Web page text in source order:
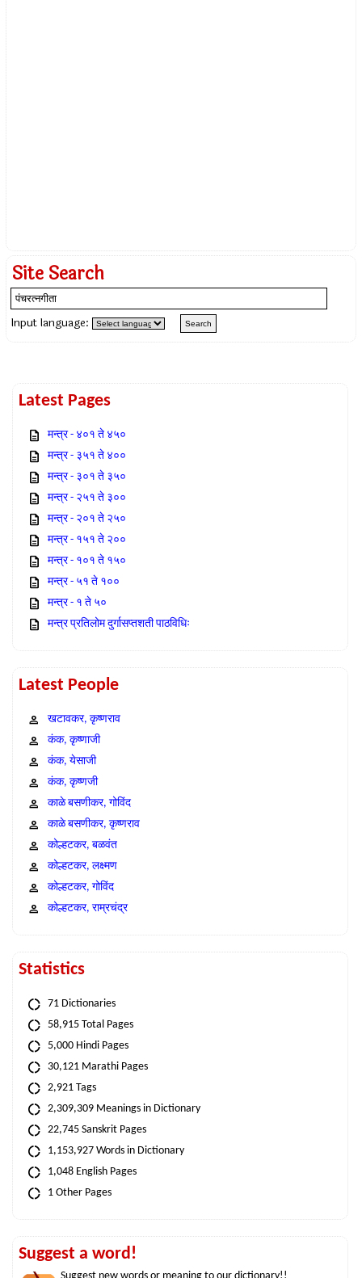
Site Search
Input language:
Latest Pages
मन्त्र - ४०१ ते ४५०
मन्त्र - ३५१ ते ४००
मन्त्र - ३०१ ते ३५०
मन्त्र - २५१ ते ३००
मन्त्र - २०१ ते २५०
मन्त्र - १५१ ते २००
मन्त्र - १०१ ते १५०
मन्त्र - ५१ ते १००
मन्त्र - १ ते ५०
मन्त्र प्रतिलोम दुर्गासप्तशती पाठविधिः
Latest People
खटावकर, कृष्णराव
कंक, कृष्णाजी
कंक, येसाजी
कंक, कृष्णजी
काळे बसणीकर, गोविंद
काळे बसणीकर, कृष्णराव
कोल्हटकर, बळवंत
कोल्हटकर, लक्ष्मण
कोल्हटकर, गोविंद
कोल्हटकर, राम्रचंद्र
Statistics
71 Dictionaries
58,915 Total Pages
5,000 Hindi Pages
30,121 Marathi Pages
2,921 Tags
2,309,309 Meanings in Dictionary
22,745 Sanskrit Pages
1,153,927 Words in Dictionary
1,048 English Pages
1 Other Pages
Suggest a word!